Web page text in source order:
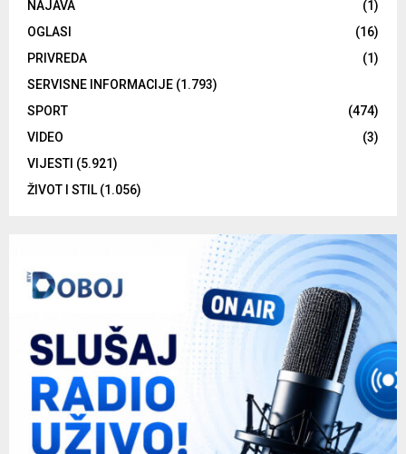
NAJAVA
(1)
OGLASI
(16)
PRIVREDA
(1)
SERVISNE INFORMACIJE (1.793)
SPORT
(474)
VIDEO
(3)
VIJESTI (5.921)
ŽIVOT I STIL (1.056)